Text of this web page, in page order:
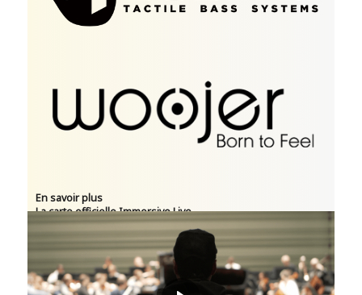
En savoir plus
La carte officielle Immersive Live